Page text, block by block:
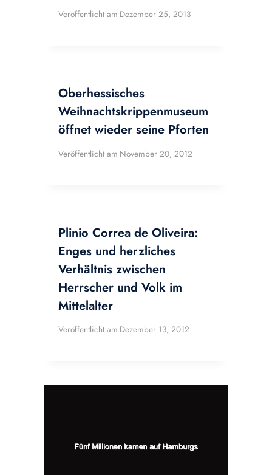
Veröffentlicht am Dezember 25, 2013
Oberhessisches
Weihnachtskrippenmuseum
öffnet wieder seine Pforten
Veröffentlicht am November 20, 2012
Plinio Correa de Oliveira:
Enges und herzliches
Verhältnis zwischen
Herrscher und Volk im
Mittelalter
Veröffentlicht am Dezember 13, 2012